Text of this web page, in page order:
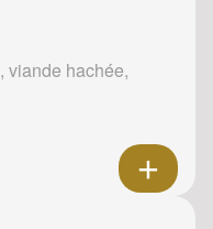
viande hachée,